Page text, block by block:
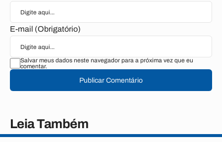
E-mail (Obrigatório)
Salvar meus dados neste navegador para a próxima vez que eu
comentar.
Publicar Comentário
Leia Também